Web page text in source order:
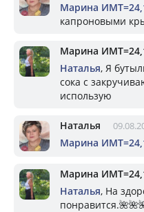
Марина
капроновыми
Марина
Наталья, Я
сока с
использую
Наталья
Марина
Марина
Наталья, На